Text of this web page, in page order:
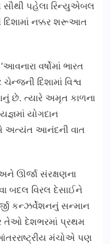
સૌથી પહેલા રિન્યુએબલ
દિશામાં નક્કર શરૂઆત
વર્ષોમાં ભારત
દિશામાં વિશ્વ
છે. ત્યારે અમૃત કાળના
યોગદાન
અત્યંત આનંદની વાત
ઊર્જા સંરક્ષણના
બદલ વિરલ દેસાઈને
કન્ઝર્વેશનનું સન્માન
તેઓ દેશભરમાં પ્રથમ
મંચોએ પણ